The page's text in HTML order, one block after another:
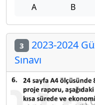
A B
3 2023-2024
Sınavı